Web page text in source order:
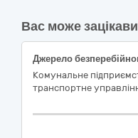
Вас може
Комунальне
транспортне